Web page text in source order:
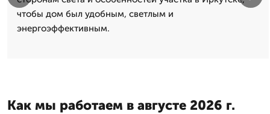
чтобы дом был удобным, светлым и
энергоэффективным.
Как мы работаем в августе 2026 г.